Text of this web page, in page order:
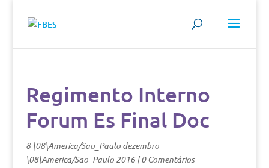
Regimento Interno
Forum Es Final Doc
8 \08\America/Sao_Paulo dezembro
\08\America/Sao_Paulo 2016|0 Comentários